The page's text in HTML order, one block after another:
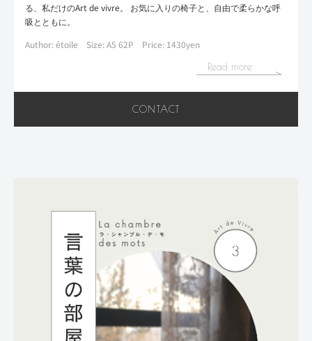
る、私だけのArt de vivre。 お気に入りの椅子と、自由で柔らかな呼
吸とともに。
Author: étoile
Size: A5 62P Price: 1430yen
Read more
CONTACT